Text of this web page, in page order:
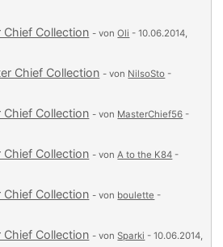
Chief Collection - vonOli - 10.06.2014,
Chief Collection - von NilsoSto -
Chief Collection - von MasterChief56 -
Chief Collection - vonA to the K84 -
Chief Collection - von boulette -
Chief Collection - vonSparki - 10.06.2014,